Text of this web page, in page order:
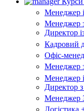
Менеджер
Менеджер
Директор
Кадровий
Офіс-
Менеджер
Менеджер
Директор з
Менеджер